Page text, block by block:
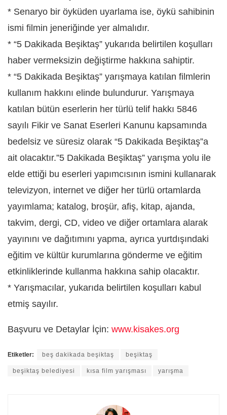
* Senaryo bir öyküden uyarlama ise, öykü sahibinin
ismi filmin jeneriğinde yer almalıdır.
* “5 Dakikada Beşiktaş” yukarıda belirtilen koşulları
haber vermeksizin değiştirme hakkına sahiptir.
* “5 Dakikada Beşiktaş” yarışmaya katılan filmlerin
kullanım hakkını elinde bulundurur. Yarışmaya
katılan bütün eserlerin her türlü telif hakkı 5846
sayılı Fikir ve Sanat Eserleri Kanunu kapsamında
bedelsiz ve süresiz olarak “5 Dakikada Beşiktaş”a
ait olacaktır.”5 Dakikada Beşiktaş” yarışma yolu ile
elde ettiği bu eserleri yapımcısının ismini kullanarak
televizyon, internet ve diğer her türlü ortamlarda
yayımlama; katalog, broşür, afiş, kitap, ajanda,
takvim, dergi, CD, video ve diğer ortamlara alarak
yayınını ve dağıtımını yapma, ayrıca yurtdışındaki
eğitim ve kültür kurumlarına gönderme ve eğitim
etkinliklerinde kullanma hakkına sahip olacaktır.
* Yarışmacılar, yukarıda belirtilen koşulları kabul
etmiş sayılır.
Başvuru ve Detaylar İçin: www.kisakes.org
Etiketler: beş dakikada beşiktaş beşiktaş
beşiktaş belediyesi kısa film yarışması yarışma